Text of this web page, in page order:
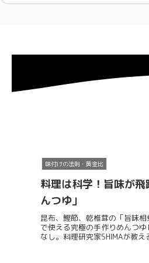
味付けの法則・黄金比
料理は科学！旨味が
んつゆ」
昆布、鰹節、乾椎茸の「旨味
で使える究極の手作りめんつ
なし。料理研究家SHIMAが教